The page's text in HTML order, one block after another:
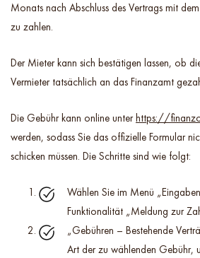
Monats nach Abschluss des Vertrags mit
zu zahlen.
Der Mieter kann sich bestätigen lassen, ob
Vermieter tatsächlich an das Finanzamt
Die Gebühr kann online unterhttps://
werden, sodass Sie das offizielle Formular
schicken müssen. Die Schritte sind wie folgt:
Wählen Sie im Menü
Funktionalität „Meldung zur
„Gebühren – Bestehende
Art der zu wählenden Gebühr,